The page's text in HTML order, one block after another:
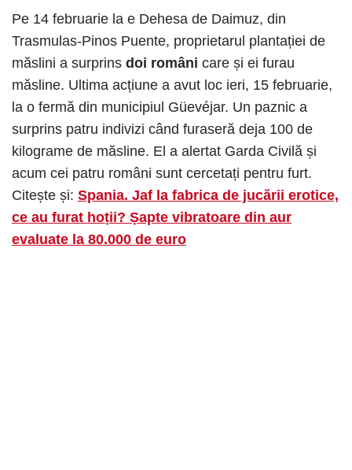
Pe 14 februarie la e Dehesa de Daimuz, din
Trasmulas-Pinos Puente, proprietarul plantației de
măslini a surprins doi români care și ei furau
măsline. Ultima acțiune a avut loc ieri, 15 februarie,
la o fermă din municipiul Güevéjar. Un paznic a
surprins patru indivizi când furaseră deja 100 de
kilograme de măsline. El a alertat Garda Civilă și
acum cei patru români sunt cercetați pentru furt.
Citește și: Spania. Jaf la fabrica de jucării erotice,
ce au furat hoții? Șapte vibratoare din aur
evaluate la 80.000 de euro